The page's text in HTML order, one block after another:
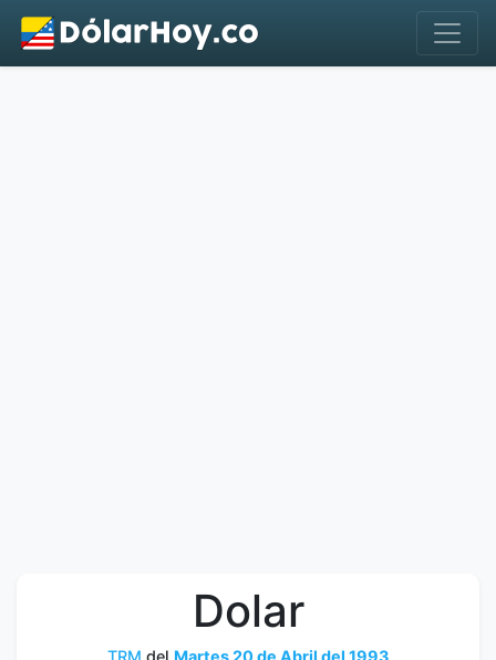
Dolar
TRM del Martes 20 de Abril del 1993